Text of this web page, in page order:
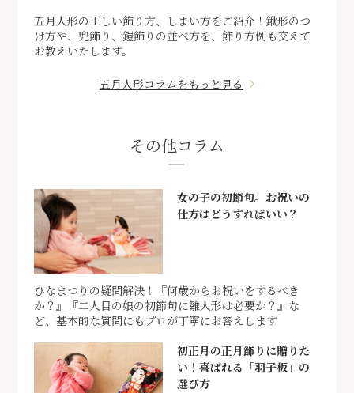
五月人形の正しい飾り方、しまい方をご紹介！鍬形のつ
け方や、兜飾り、鎧飾りの並べ方を、飾り方例も交えて
お教えいたします。
五月人形コラムをもっと見る
その他コラム
女の子の初節句。お祝いの
仕方はどうすればいい？
ひなまつりの疑問解決！『何歳からお祝いをするべき
か？』『二人目の娘の初節句に雛人形は必要か？』な
ど、基本的な質問にもプロが丁寧にお答えします
初正月の正月飾りに贈りた
い！喜ばれる「羽子板」の
選び方